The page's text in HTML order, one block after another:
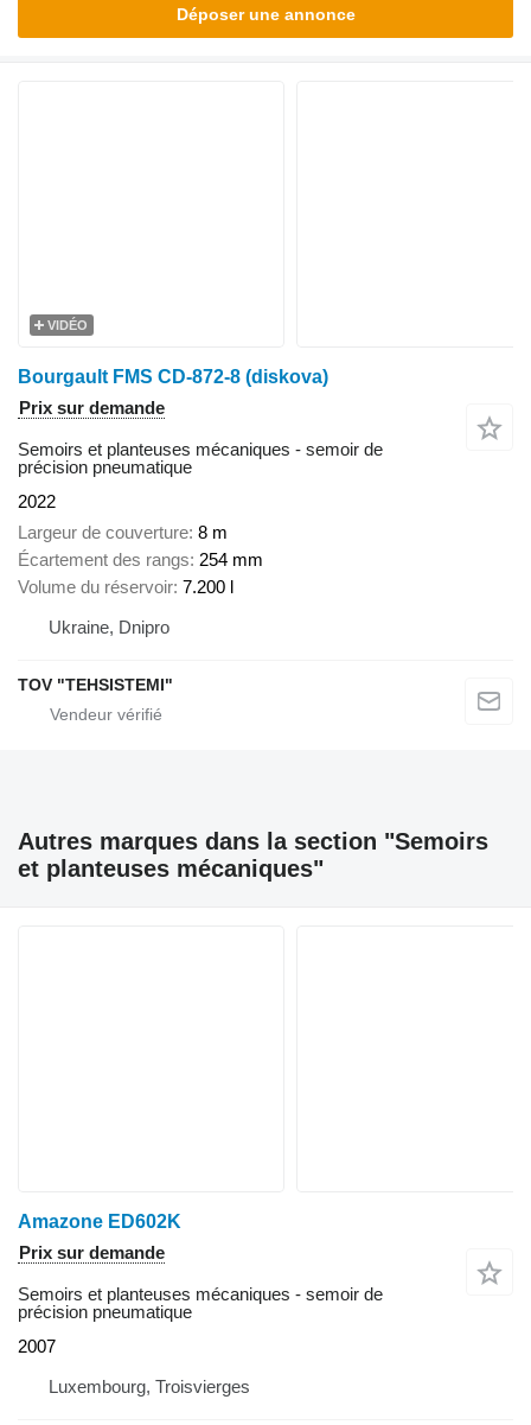
Déposer une annonce
VIDÉO
Bourgault FMS CD-872-8 (diskova)
Prix sur demande
Semoirs et planteuses mécaniques - semoir de
précision pneumatique
2022
Largeur de couverture 8 m
Écartement des rangs 254 mm
Volume du réservoir 7.200 l
Ukraine, Dnipro
TOV "TEHSISTEMI"
Autres marques dans la section "Semoirs
et planteuses mécaniques"
Amazone ED602K
Prix sur demande
Semoirs et planteuses mécaniques - semoir de
précision pneumatique
2007
Luxembourg, Troisvierges